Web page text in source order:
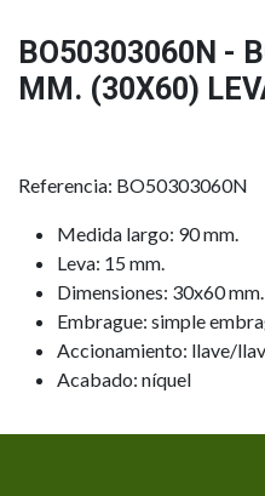
BO50303060N -
MM. (30X60)
Referencia: BO50303060N
Medida largo: 90 mm.
Leva: 15 mm.
Dimensiones: 30x60 mm.
Embrague: simple
Accionamiento: llave/
Acabado: níquel